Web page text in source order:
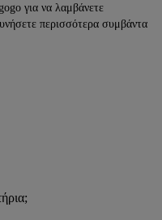
για να λαμβάνετε
περισσότερα συμβάντα